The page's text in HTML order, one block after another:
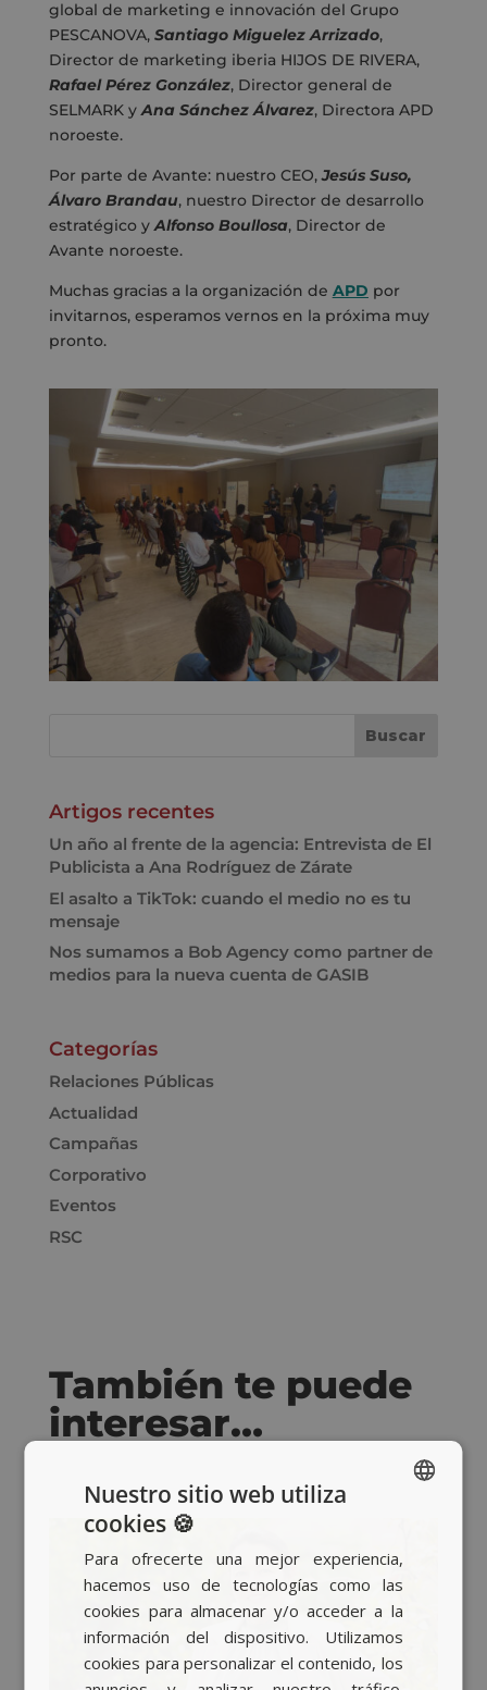
global de marketing e innovación del Grupo
PESCANOVA, Santiago Miguelez Arrizado,
Director de marketing iberia HIJOS DE RIVERA,
Rafael Pérez González, Director general de
SELMARK yAna Sánchez Álvarez, Directora APD
noroeste.
Por parte de Avante: nuestro CEO,Jesús Suso,
Álvaro Brandau, nuestro Director de desarrollo
estratégico yAlfonso Boullosa, Director de
Avante noroeste.
Muchas gracias a la organización de APD por
invitarnos, esperamos vernos en la próxima muy
pronto.
Artigos recentes
Un año al frente de la agencia: Entrevista de El
Publicista a Ana Rodríguez de Zárate
El asalto a TikTok: cuando el medio no es tu
mensaje
Nos sumamos a Bob Agency como partner de
medios para la nueva cuenta de GASIB
Categorías
Relaciones Públicas
Actualidad
Campañas
Corporativo
Eventos
RSC
También te puede
interesar…
BASQUE
ENGLISH
Nuestro sitio web utiliza
cookies 🍪
Para ofrecerte una mejor experiencia,
hacemos uso de tecnologías como las
cookies para almacenar y/o acceder a la
información del dispositivo. Utilizamos
cookies para personalizar el contenido, los